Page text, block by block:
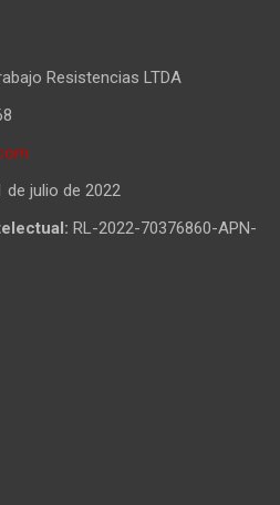
Resistencias LTDA
de julio de 2022
RL-2022-70376860-APN-